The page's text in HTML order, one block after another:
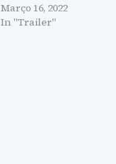
Março 16, 2022
In "Trailer"